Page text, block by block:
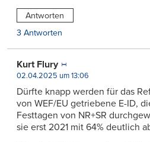
Antworten
3 Antworten
Kurt Flury
02.04.2025 um 13:06
Dürfte knapp werden für das
von WEF/EU getriebene E-ID,
Festtagen von NR+SR
sie erst 2021 mit 64% deutlich